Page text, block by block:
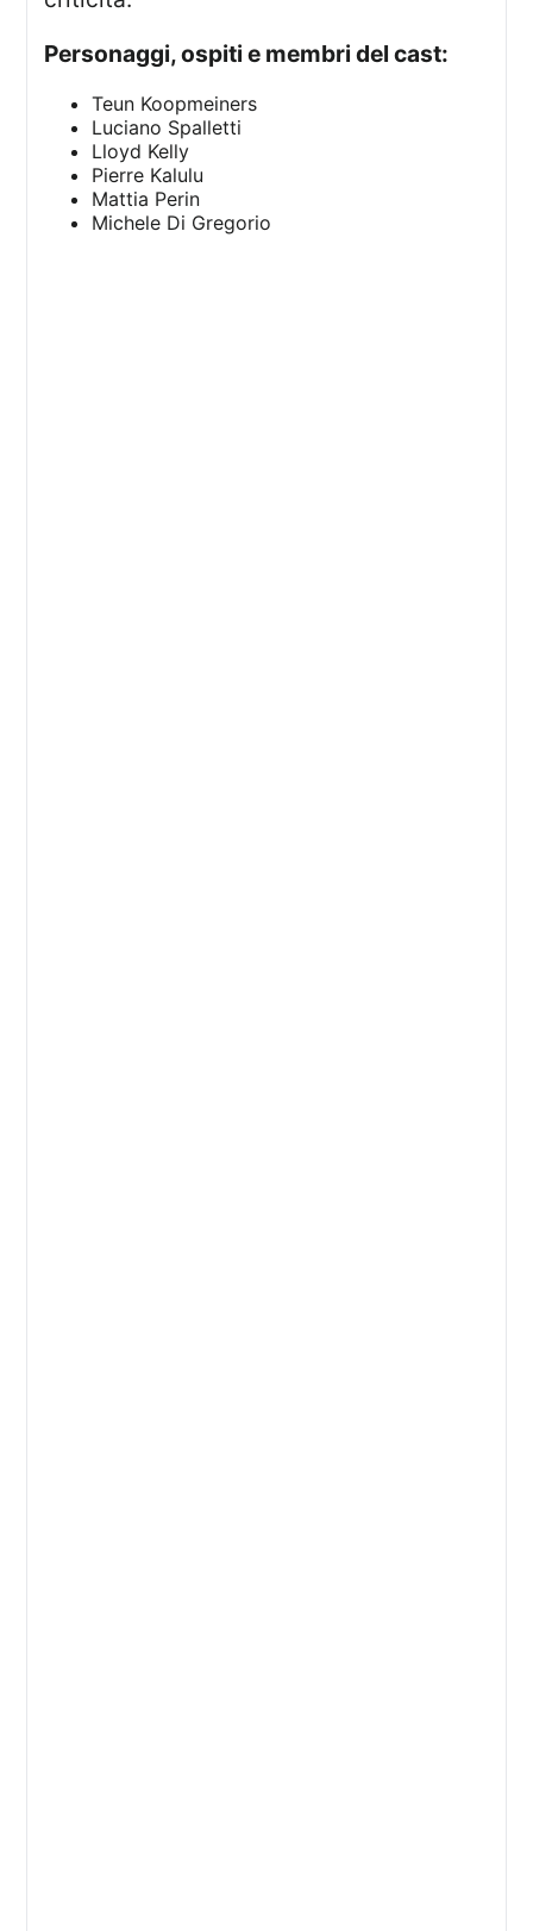
Personaggi, ospiti e membri del cast:
Teun Koopmeiners
Luciano Spalletti
Lloyd Kelly
Pierre Kalulu
Mattia Perin
Michele Di Gregorio